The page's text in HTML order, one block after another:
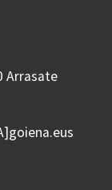
Arrasate